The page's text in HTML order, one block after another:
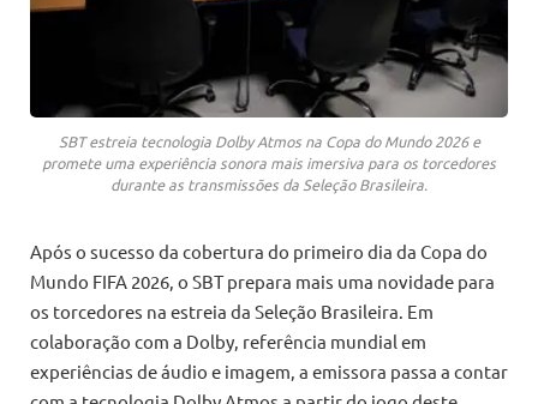
SBT estreia tecnologia Dolby Atmos na Copa do Mundo 2026 e
promete uma experiência sonora mais imersiva para os torcedores
durante as transmissões da Seleção Brasileira.
Após o sucesso da cobertura do primeiro dia da Copa do
Mundo FIFA 2026, o SBT prepara mais uma novidade para
os torcedores na estreia da Seleção Brasileira. Em
colaboração com a Dolby, referência mundial em
experiências de áudio e imagem, a emissora passa a contar